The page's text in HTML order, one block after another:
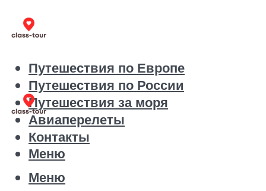
Путешествия по Европе
Путешествия по России
Путешествия за моря
Авиаперелеты
Контакты
Меню
Меню